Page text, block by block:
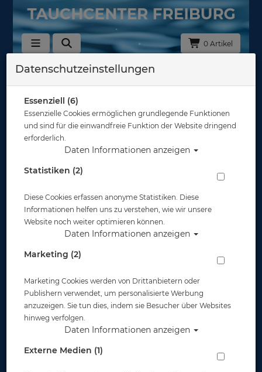
0 Artikel
Zurück
ScubaPro Stirnband
Artikelnr.: scu-67095master
Datenschutzeinstellungen
Essenziell (6)
Essenzielle Cookies ermöglichen grundlegende Funktionen
und sind für die einwandfreie Funktion der Website dringend
erforderlich.
Daten Informationen anzeigen
Statistiken (2)
Diese Cookies erfassen anonyme Statistiken. Diese
Informationen helfen uns zu verstehen, wie wir unsere
Website noch weiter optimieren können.
Daten Informationen anzeigen
Marketing (2)
Marketing Cookies werden von Drittanbietern oder
Publishern verwendet, um personalisierte Werbung
anzuzeigen. Sie tun dies, indem sie Besucher über Websites
hinweg verfolgen.
Daten Informationen anzeigen
Externe Medien (1)